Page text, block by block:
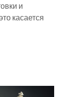
и
касается